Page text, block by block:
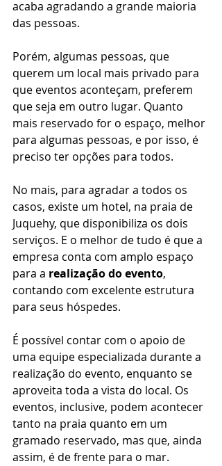
acaba agradando a grande maioria
das pessoas.
Porém, algumas pessoas, que
querem um local mais privado para
que eventos aconteçam, preferem
que seja em outro lugar. Quanto
mais reservado for o espaço, melhor
para algumas pessoas, e por isso, é
preciso ter opções para todos.
No mais, para agradar a todos os
casos, existe um hotel, na praia de
Juquehy, que disponibiliza os dois
serviços. E o melhor de tudo é que a
empresa conta com amplo espaço
para a realização do evento,
contando com excelente estrutura
para seus hóspedes.
É possível contar com o apoio de
uma equipe especializada durante a
realização do evento, enquanto se
aproveita toda a vista do local. Os
eventos, inclusive, podem acontecer
tanto na praia quanto em um
gramado reservado, mas que, ainda
assim, é de frente para o mar.